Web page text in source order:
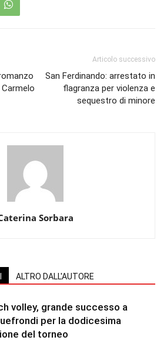
Articolo successivo
San Ferdinando: arrestato in
flagranza per violenza e
sequestro di minore
Sorbara
ALTRO DALL'AUTORE
volley, grande successo a
per la dodicesima
del torneo